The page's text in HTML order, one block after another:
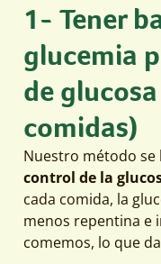
1- Tener
glucemia
de
comidas)
Nuestro método se
control de la
cada comida, la
menos repentina e
comemos, lo que